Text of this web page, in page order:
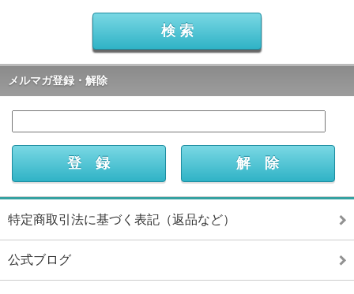
メルマガ登録・解除
特定商取引法に基づく表記（返品など）
公式ブログ